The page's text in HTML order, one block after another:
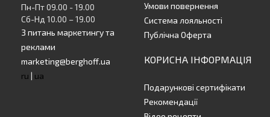
Пн-Пт 09.00 - 19.00
Сб-Нд 10.00 – 19.00
З питань маркетингу та
реклами
marketing@berghoff.ua
ru | ua
Умови повернення
Система лояльності
Публічна Оферта
КОРИСНА ІНФОРМАЦІЯ
Подарункові сертифікати
Рекомендації